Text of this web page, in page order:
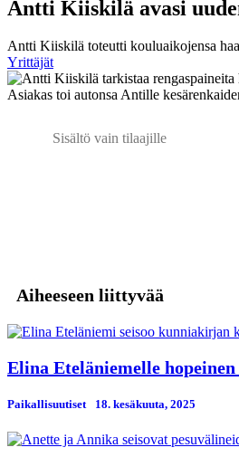
Antti Kiiskilä avasi
Antti Kiiskilä toteutti kouluaikojensa
Yrittäjät
Asiakas toi autonsa Antille
Sisältö vain tilaajille
Aiheeseen liittyvää
Elina Eteläniemelle
Paikallisuutiset 18. kesäkuuta, 2025